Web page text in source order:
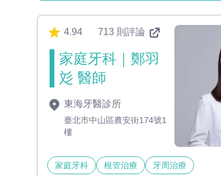
4.94 713 則評論
家庭牙科｜鄭羽
彣 醫師
東海牙醫診所
臺北市中山區農安街174號1
樓
家庭牙科 根管治療 牙周治療